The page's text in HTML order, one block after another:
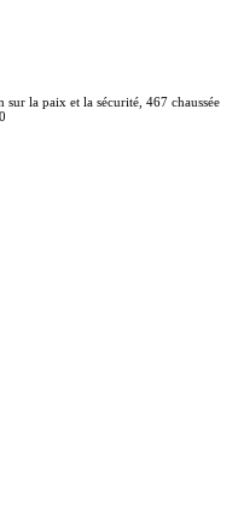
la paix et la sécurité, 467 chaussée